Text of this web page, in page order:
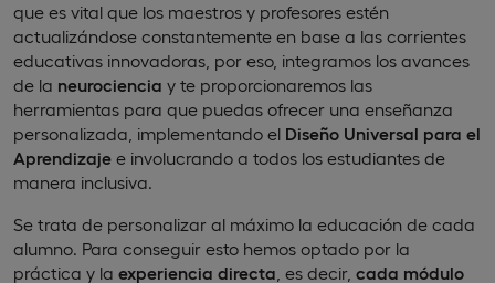
que es vital que los maestros y profesores estén
actualizándose constantemente en base a las corrientes
educativas innovadoras, por eso, integramos los avances
de la neurociencia y te proporcionaremos las
herramientas para que puedas ofrecer una enseñanza
personalizada, implementando el Diseño Universal para el
Aprendizaje e involucrando a todos los estudiantes de
manera inclusiva.
Se trata de personalizar al máximo la educación de cada
alumno. Para conseguir esto hemos optado por la
práctica y la experiencia directa , es decir, cada módulo